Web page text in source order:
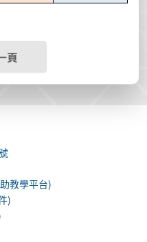
頁
教學平台)
)